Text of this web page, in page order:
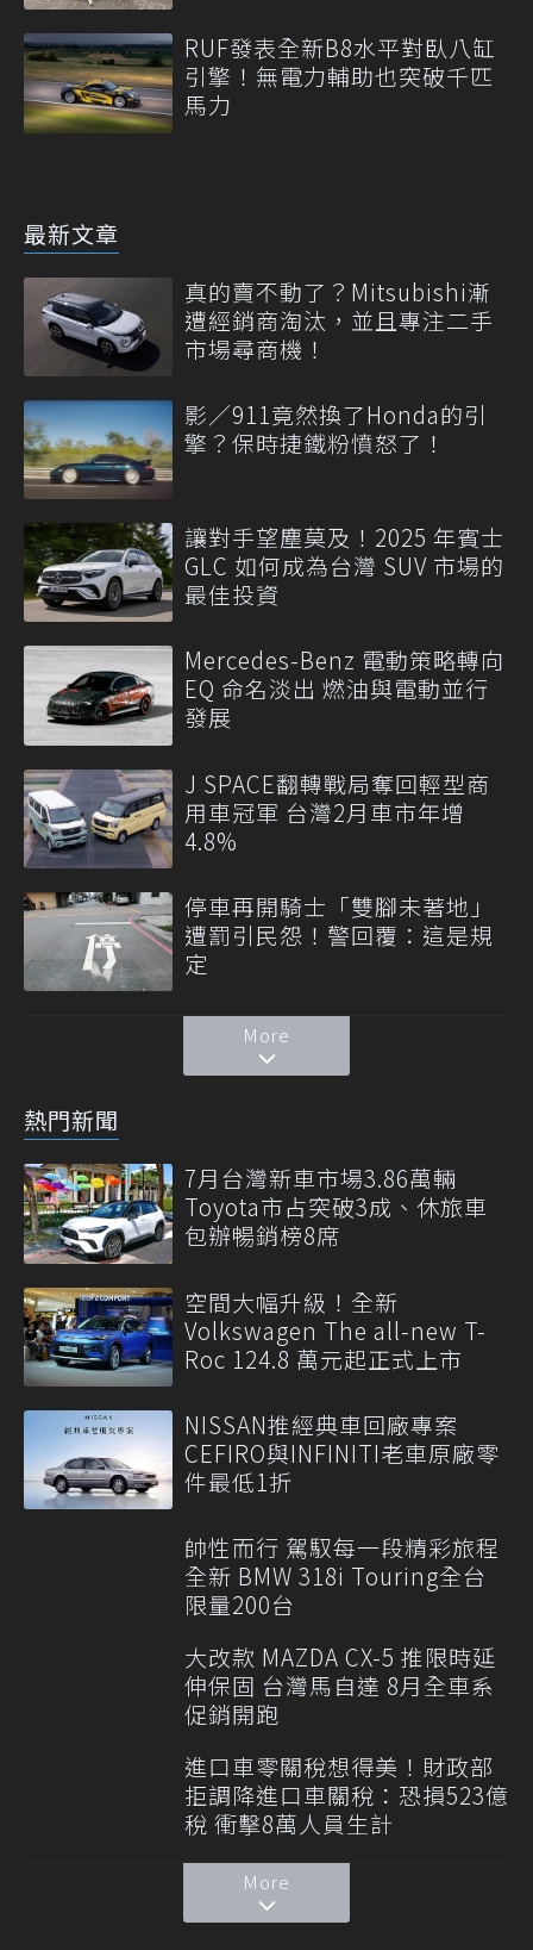
RUF發表全新B8水平對臥八缸
引擎！無電力輔助也突破千匹
馬力
最新文章
真的賣不動了？Mitsubishi漸
遭經銷商淘汰，並且專注二手
市場尋商機！
影／911竟然換了Honda的引
擎？保時捷鐵粉憤怒了！
讓對手望塵莫及！2025 年賓士
GLC 如何成為台灣 SUV 市場的
最佳投資
Mercedes-Benz 電動策略轉向
EQ 命名淡出 燃油與電動並行
發展
J SPACE翻轉戰局奪回輕型商
用車冠軍 台灣2月車市年增
4.8%
停車再開騎士「雙腳未著地」
遭罰引民怨！警回覆：這是規
定
More
熱門新聞
7月台灣新車市場3.86萬輛
Toyota市占突破3成、休旅車
包辦暢銷榜8席
空間大幅升級！全新
Volkswagen The all-new T-
Roc 124.8 萬元起正式上市
NISSAN推經典車回廠專案
CEFIRO與INFINITI老車原廠零
件最低1折
帥性而行 駕馭每一段精彩旅程
全新 BMW 318i Touring全台
限量200台
大改款 MAZDA CX-5 推限時延
伸保固 台灣馬自達 8月全車系
促銷開跑
進口車零關稅想得美！財政部
拒調降進口車關稅：恐損523億
稅 衝擊8萬人員生計
More